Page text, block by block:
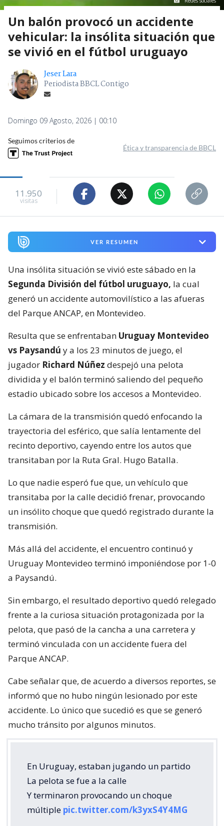
Un balón provocó un accidente
vehicular: la insólita situación que
se vivió en el fútbol uruguayo
Jeser Lara
Periodista BBCL Contigo
Domingo 09 Agosto, 2026 | 00:10
Seguimos criterios de
Ética y transparencia de BBCL
11.950
visitas
VER RESUMEN
Una insólita situación se vivió este sábado en la
Segunda División del fútbol uruguayo, la cual
generó un accidente automovilístico a las afueras
del Parque ANCAP, en Montevideo.
Resulta que se enfrentaban Uruguay Montevideo
vs Paysandú y a los 23 minutos de juego, el
jugador Richard Núñez despejó una pelota
dividida y el balón terminó saliendo del pequeño
estadio ubicado sobre los accesos a Montevideo.
La cámara de la transmisión quedó enfocando la
trayectoria del esférico, que salía lentamente del
recinto deportivo, cayendo entre los autos que
transitaban por la Ruta Gral. Hugo Batalla.
Lo que nadie esperó fue que, un vehículo que
transitaba por la calle decidió frenar, provocando
un insólito choque que quedó registrado durante la
transmisión.
Más allá del accidente, el encuentro continuó y
Uruguay Montevideo terminó imponiéndose por 1-0
a Paysandú.
Sin embargo, el resultado deportivo quedó relegado
frente a la curiosa situación protagonizada por la
pelota, que pasó de la cancha a una carretera y
terminó vinculada con un accidente fuera del
Parque ANCAP.
Cabe señalar que, de acuerdo a diversos reportes, se
informó que no hubo ningún lesionado por este
accidente. Lo único que sucedió es que se generó
mucho tránsito por algunos minutos.
En Uruguay, estaban jugando un partido
La pelota se fue a la calle
Y terminaron provocando un choque
múltiple pic.twitter.com/k3yxS4Y4MG